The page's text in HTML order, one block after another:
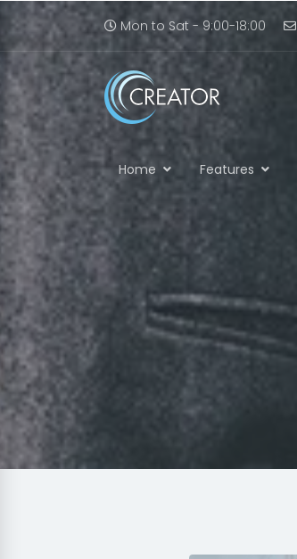
Mon to Sat - 9:00-18:00
Home Features